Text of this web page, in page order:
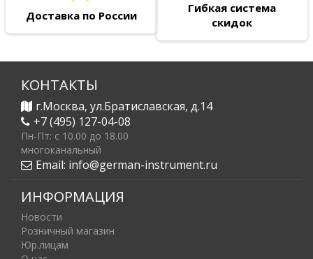
Доставка по России
Гибкая система
скидок
КОНТАКТЫ
г.Москва, ул.Братиславская, д.14
+7 (495) 127-04-08
Пн-Пт: c 10.00 до 18.00
многоканальный
Email: info@german-instrument.ru
ИНФОРМАЦИЯ
Новости
Розничный магазин
Юр.лицам